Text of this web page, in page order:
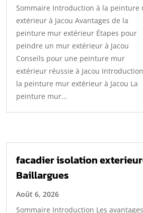
Sommaire Introduction à la peinture
extérieur à Jacou Avantages de la
peinture mur extérieur Étapes pour
peindre un mur extérieur à Jacou
Conseils pour une peinture mur
extérieur réussie à Jacou
la peinture mur extérieur à Jacou La
peinture mur...
facadier isolation
Baillargues
Août 6, 2026
Sommaire Introduction Les